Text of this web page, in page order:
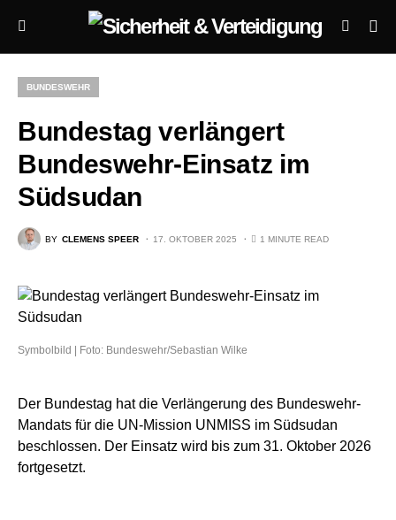
BUNDESWEHR
Bundestag verlängert
Bundeswehr-Einsatz im
Südsudan
BY CLEMENS SPEER 17. OKTOBER 2025 1 MINUTE READ
Symbolbild | Foto: Bundeswehr/Sebastian Wilke
Der Bundestag hat die Verlängerung des Bundeswehr-
Mandats für die UN-Mission UNMISS im Südsudan
beschlossen. Der Einsatz wird bis zum 31. Oktober 2026
fortgesetzt.